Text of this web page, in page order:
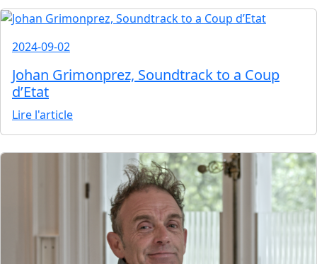
2024-09-02
Johan Grimonprez, Soundtrack to a Coup
d’Etat
Lire l'article